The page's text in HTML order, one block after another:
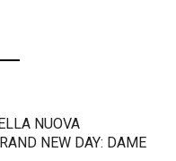
NUOVA
NEW DAY: DAME